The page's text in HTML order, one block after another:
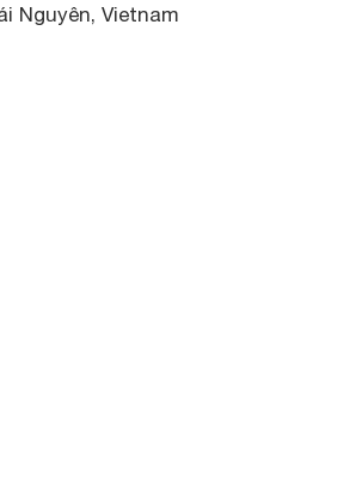
Nguyên, Vietnam